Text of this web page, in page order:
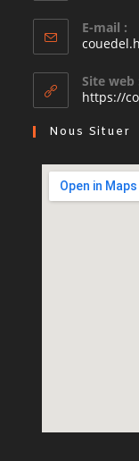
E-mail :
Site web
https://
Nous Situer